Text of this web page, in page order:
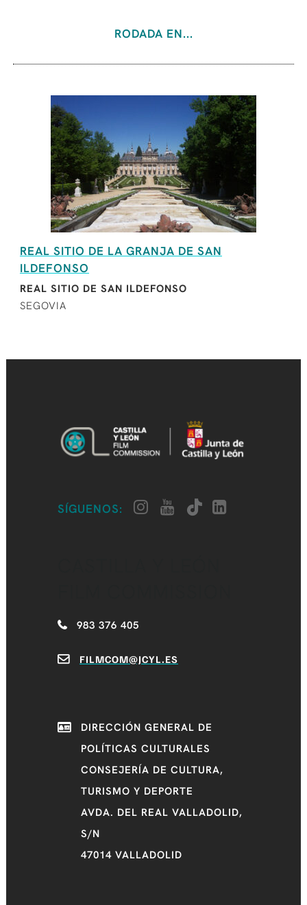
RODADA EN...
REAL SITIO DE LA GRANJA DE SAN
ILDEFONSO
REAL SITIO DE SAN ILDEFONSO
SEGOVIA
SÍGUENOS:
983 376 405
FILMCOM@JCYL.ES
DIRECCIÓN GENERAL DE
POLÍTICAS CULTURALES
CONSEJERÍA DE CULTURA,
TURISMO Y DEPORTE
AVDA. DEL REAL VALLADOLID,
S/N
47014 VALLADOLID